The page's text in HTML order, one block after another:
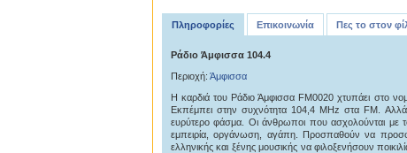
Πληροφορίες Επικοινωνία Πες το στον
Ράδιο Άμφισσα 104.4
Περιοχή: Άμφισσα
Η καρδιά του Ράδιο Άμφισσα FM0020 χτυπάει στο
Εκπέμπει στην συχνότητα 104,4 MHz στα FM.
ευρύτερο φάσμα. Οι άνθρωποι που ασχολούνται με
εμπειρία, οργάνωση, αγάπη. Προσπαθούν να
ελληνικής και ξένης μουσικής να φιλοξενήσουν